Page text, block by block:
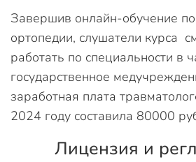
Завершив онлайн-обучение
ортопедии, слушатели курса
работать по специальности в
государственное
заработная плата
2024 году составила 80000
Лицензия и